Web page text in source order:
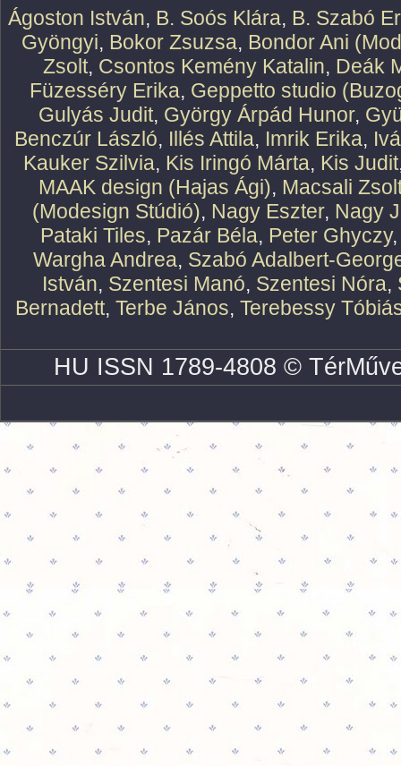
Ágoston István, B. Soós Klára, B. Szabó
Gyöngyi, Bokor Zsuzsa, Bondor Ani
Zsolt, Csontos Kemény Katalin, Deák
Füzesséry Erika, Geppetto studio
Gulyás Judit, György Árpád Hunor,
Benczúr László, Illés Attila, Imrik Erika,
Kauker Szilvia, Kis Iringó Márta, Kis Judit
MAAK design (Hajas Ági), Macsali
(Modesign Stúdió), Nagy Eszter, Nagy
Pataki Tiles, Pazár Béla, Peter Ghyczy
Wargha Andrea, Szabó Adalbert-
István, Szentesi Manó, Szentesi Nóra,
Bernadett, Terbe János, Terebessy
HU ISSN 1789-4808 ©